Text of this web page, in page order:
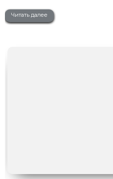
Читать далее